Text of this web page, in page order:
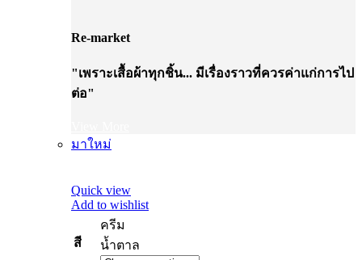
Re-market
"เพราะเสื้อผ้าทุกชิ้น... มีเรื่องราวที่ควรค่าแก่การไป
ต่อ"
มาใหม่
Quick view
Add to wishlist
สี
ครีม
น้ำตาล